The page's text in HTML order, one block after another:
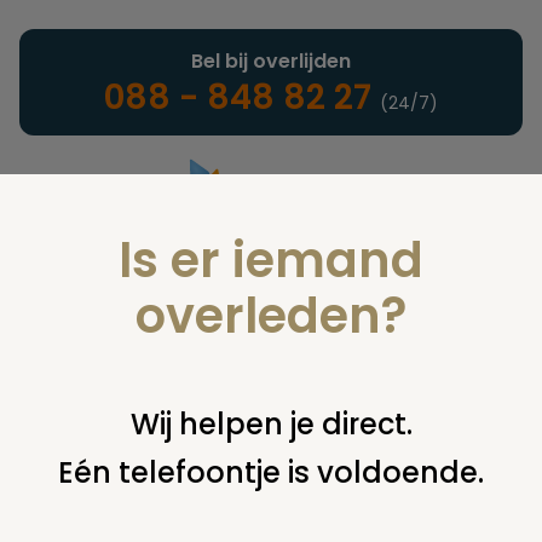
Landelijke uitvaartonderneming
Bel bij overlijden
088 - 848 82 27 (24/7)
U bent hier: home juridisch begraven grafsteen /
steenhouwer blijft in gebreke herstel
Is er iemand
overleden?
Wij helpen je direct.
Eén telefoontje is voldoende.